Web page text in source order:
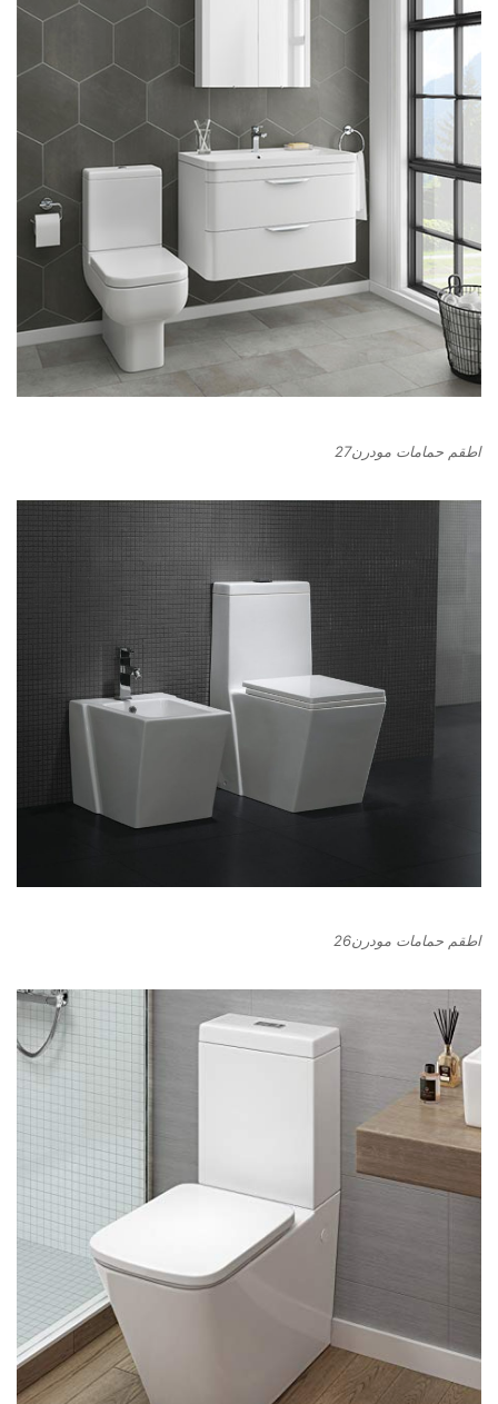
اطقم حمامات مودرن27
اطقم حمامات مودرن26